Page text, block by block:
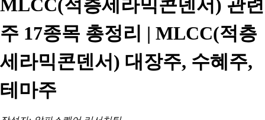
MLCC(적층세라믹콘덴서) 관련
주 17종목 총정리 | MLCC(적층
세라믹콘덴서) 대장주, 수혜주,
테마주